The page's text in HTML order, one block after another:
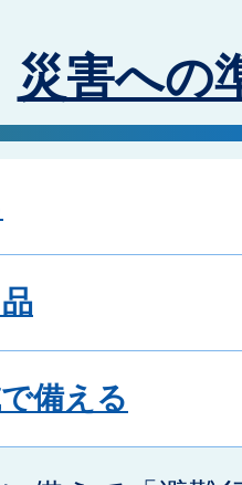
災害への
備える